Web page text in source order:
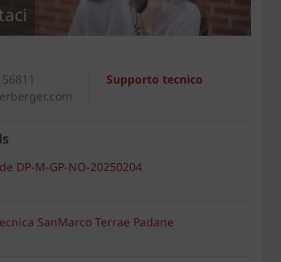
Supporto tecnico
DP-M-GP-NO-20250204
SanMarco Terrae Padane